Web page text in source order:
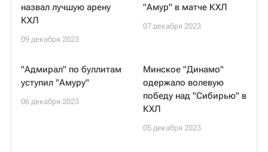
назвал лучшую арену
КХЛ
09 декабря 2023
"Амур" в матче КХЛ
07 декабря 2023
"Адмирал" по буллитам
уступил "Амуру"
06 декабря 2023
Минское "Динамо"
одержало волевую
победу над "Сибирью" в
КХЛ
05 декабря 2023